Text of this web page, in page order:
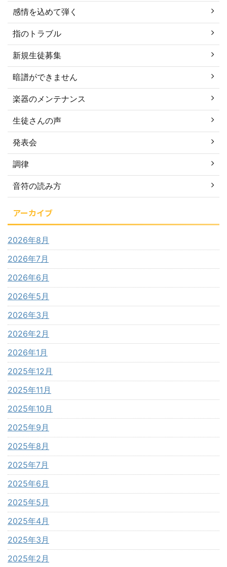
感情を込めて弾く
指のトラブル
新規生徒募集
暗譜ができません
楽器のメンテナンス
生徒さんの声
発表会
調律
音符の読み方
アーカイブ
2026年8月
2026年7月
2026年6月
2026年5月
2026年3月
2026年2月
2026年1月
2025年12月
2025年11月
2025年10月
2025年9月
2025年8月
2025年7月
2025年6月
2025年5月
2025年4月
2025年3月
2025年2月